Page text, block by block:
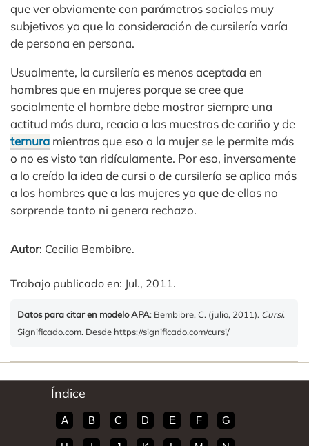
que ver obviamente con parámetros sociales muy
subjetivos ya que la consideración de cursilería varía
de persona en persona.
Usualmente, la cursilería es menos aceptada en
hombres que en mujeres porque se cree que
socialmente el hombre debe mostrar siempre una
actitud más dura, reacia a las muestras de cariño y de
ternura mientras que eso a la mujer se le permite más
o no es visto tan ridículamente. Por eso, inversamente
a lo creído la idea de cursi o de cursilería se aplica más
a los hombres que a las mujeres ya que de ellas no
sorprende tanto ni genera rechazo.
Autor: Cecilia Bembibre.
Trabajo publicado en: Jul., 2011.
Datos para citar en modelo APA: Bembibre, C. (julio, 2011). Cursi.
Significado.com. Desde https://significado.com/cursi/
Índice
A B C D E F G